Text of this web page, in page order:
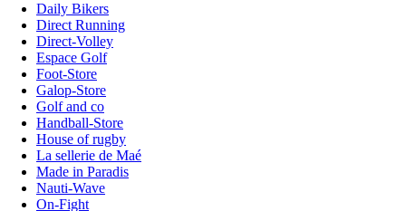
Daily Bikers
Direct Running
Direct-Volley
Espace Golf
Foot-Store
Galop-Store
Golf and co
Handball-Store
House of rugby
La sellerie de Maé
Made in Paradis
Nauti-Wave
On-Fight